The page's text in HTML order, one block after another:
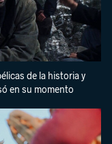
de la historia y
en su momento